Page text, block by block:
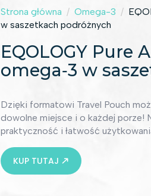
Strona główna Omega-3
w saszetkach podróżnych
EQOLOGY Pure
omega‑3 w
Dzięki formatowi Travel Pouch
dowolne miejsce i o każdej porze!
praktyczność i łatwość
KUP TUTAJ